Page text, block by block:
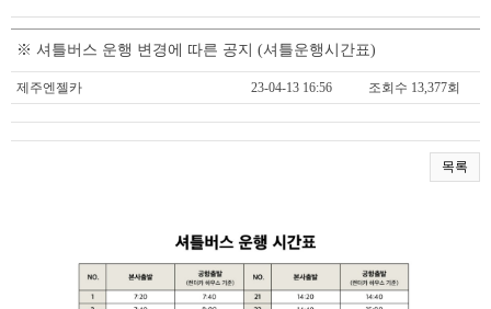
※ 셔틀버스 운행 변경에 따른 공지 (셔틀운행시간표)
제주엔젤카 23-04-13 16:56 조회수 13,377회
목록